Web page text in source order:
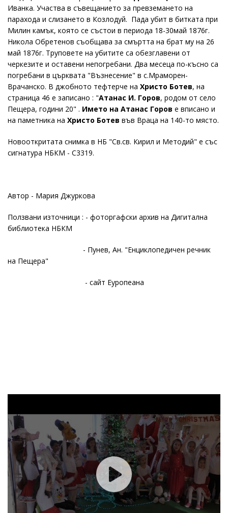
Иванка. Участва в съвещанието за превземането на
парахода и слизането в Козлодуй. Пада убит в битката при
Милин камък, която се състои в периода 18-30май 1876г.
Никола Обретенов съобщава за смъртта на брат му на 26
май 1876г. Труповете на убитите са обезглавени от
черкезите и оставени непогребани. Два месеца по-късно са
погребани в църквата "Възнесение" в с.Мраморен-
Врачанско. В джобното тефтерче на Христо Ботев, на
страница 46 е записано : "Атанас И. Горов, родом от село
Пещера, години 20" . Името на Атанас Горов е вписано и
на паметника на Христо Ботев във Враца на 140-то място.
Новооткритата снимка в НБ "Св.св. Кирил и Методий" е със
сигнатура НБКМ - С3319.
Автор - Мария Джуркова
Ползвани източници : - фоторгафски архив на Дигитална
библиотека НБКМ
- Пунев, Ан. "Енциклопедичен речник
на Пещера"
- сайт Еуропеана